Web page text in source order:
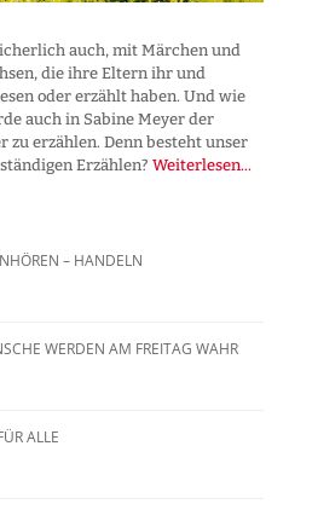
auch, mit Märchen und
die ihre Eltern ihr und
oder erzählt haben. Und wie
auch in Sabine Meyer der
zu erzählen. Denn besteht unser
Erzählen? Weiterlesen...
– HANDELN
WERDEN AM FREITAG WAHR
ALLE